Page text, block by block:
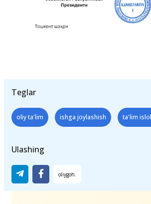
Teglar
oliy ta'lim ishga joylashish ta'lim
Ulashing